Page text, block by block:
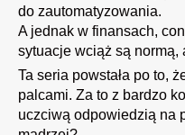
do zautomatyzowania.
A jednak w finansach,
sytuacje wciąż są normą,
Ta seria powstała po to,
palcami. Za to z bardzo
uczciwą odpowiedzią na